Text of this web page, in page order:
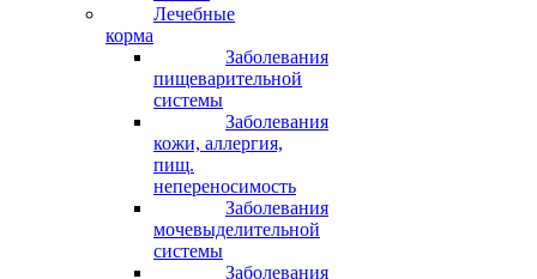
Лечебные
корма
Заболевания
пищеварительной
системы
Заболевания
кожи, аллергия,
пищ.
непереносимость
Заболевания
мочевыделительной
системы
Заболевания